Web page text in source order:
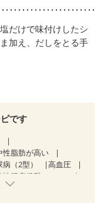
だけで味付けしたシ
加え、だしをとる手
です
性脂肪が高い
（2型）
高血圧
性腸症候群（IBS）
期）